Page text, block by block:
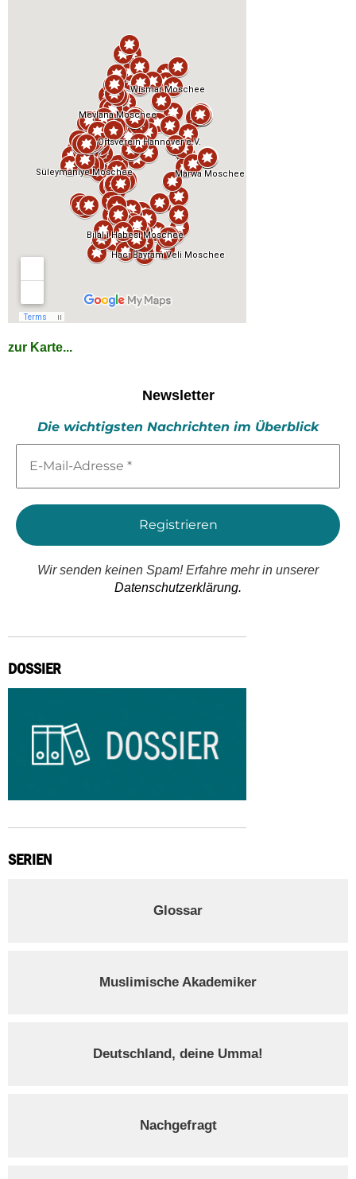
zur Karte...
Newsletter
Die wichtigsten Nachrichten im Überblick
Mail-
*
Wir senden keinen Spam! Erfahre mehr in unserer
Datenschutzerklärung.
DOSSIER
SERIEN
Glossar
Muslimische Akademiker
Deutschland, deine Umma!
Nachgefragt